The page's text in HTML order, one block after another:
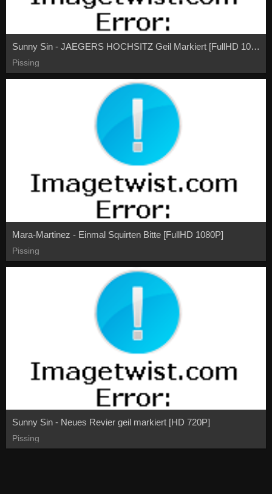
Sunny Sin - JAEGERS HOCHSITZ Geil Markiert [FullHD 1080P]
Pissing
Mara-Martinez - Einmal Squirten Bitte [FullHD 1080P]
Pissing
Sunny Sin - Neues Revier geil markiert [HD 720P]
Pissing